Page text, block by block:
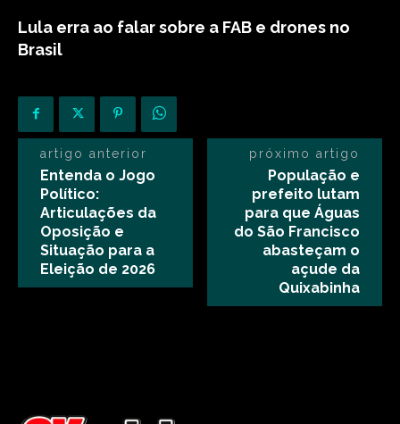
Lula erra ao falar sobre a FAB e drones no
Brasil
artigo anterior
Entenda o Jogo
Político:
Articulações da
Oposição e
Situação para a
Eleição de 2026
próximo artigo
População e
prefeito lutam
para que Águas
do São Francisco
abasteçam o
açude da
Quixabinha